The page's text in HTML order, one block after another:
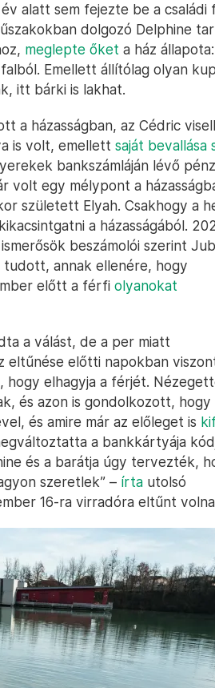
alatt sem fejezte be a családi
dolgozó Delphine
meglepte őket a ház
Emellett állítólag olyan
itt bárki is lakhat.
a házasságban, az Cédric
is volt, emellett saját bevallása
bankszámláján lévő
volt egy mélypont a
született Elyah. Csakhogy a
a házasságából.
beszámolói szerint
annak ellenére, hogy
előtt a férfi olyanokat
a válást, de a per miatt
előtti napokban
elhagyja a férjét.
és azon is gondolkozott, hogy
és amire már az előleget is
a bankkártyája
és a barátja úgy tervezték,
szeretlek” – írta utolsó
16-ra virradóra eltűnt